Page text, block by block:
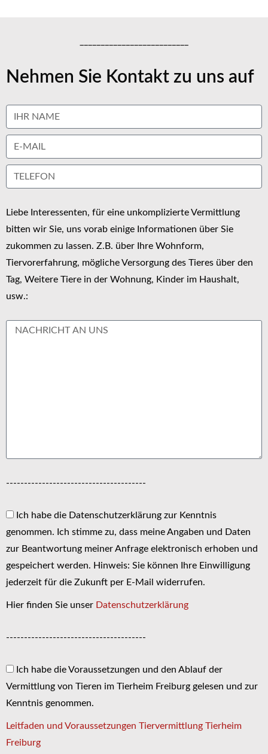
Nehmen Sie Kontakt zu uns auf
Liebe Interessenten, für eine unkomplizierte Vermittlung
bitten wir Sie, uns vorab einige Informationen über Sie
zukommen zu lassen. Z.B. über Ihre Wohnform,
Tiervorerfahrung, mögliche Versorgung des Tieres über den
Tag, Weitere Tiere in der Wohnung, Kinder im Haushalt,
usw.:
---------------------------------------
Ich habe die Datenschutzerklärung zur Kenntnis
genommen. Ich stimme zu, dass meine Angaben und Daten
zur Beantwortung meiner Anfrage elektronisch erhoben und
gespeichert werden. Hinweis: Sie können Ihre Einwilligung
jederzeit für die Zukunft per E-Mail widerrufen.
Hier finden Sie unser Datenschutzerklärung
---------------------------------------
Ich habe die Voraussetzungen und den Ablauf der
Vermittlung von Tieren im Tierheim Freiburg gelesen und zur
Kenntnis genommen.
Leitfaden und Voraussetzungen Tiervermittlung Tierheim
Freiburg